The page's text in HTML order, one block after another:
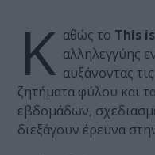
Κ αθώς το This
αλληλεγγύης
αυξάνοντας
ζητήµατα φύλου και
εβδοµάδων,
διεξάγουν έρευνα